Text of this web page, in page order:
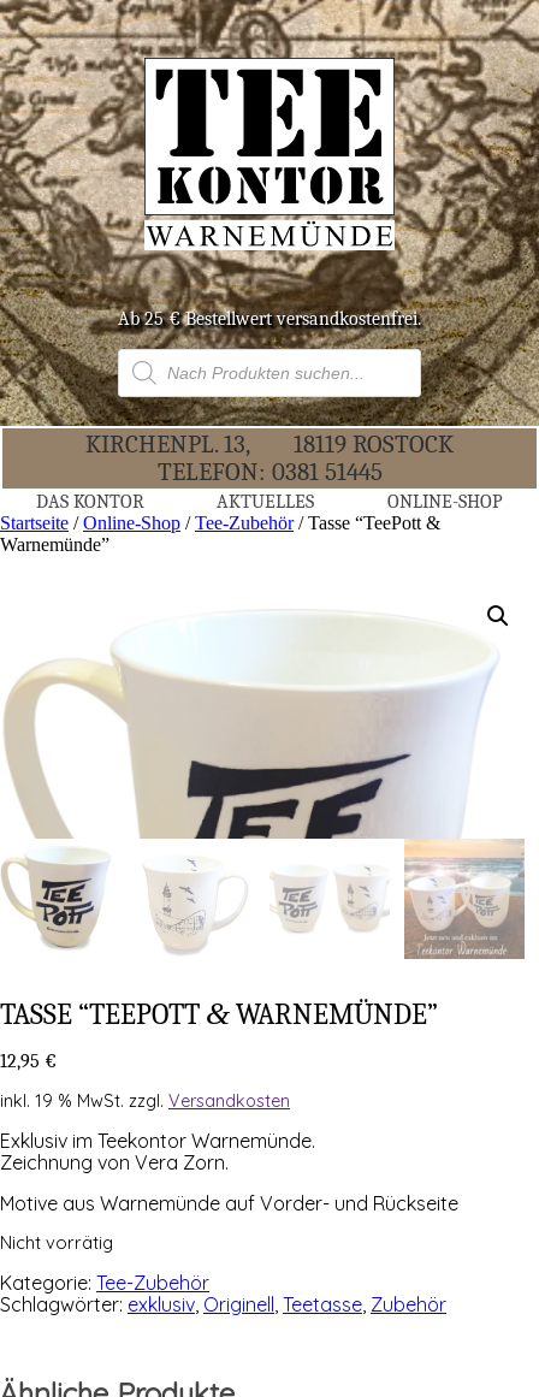
Ab 25 € Bestell­wert versandkostenfrei.
Products
search
KIR­CHEN­PL. 13,
18119 ROS­TOCK
TELE­FON: 0381 51445
DAS KON­TOR AKTU­EL­LES ONLINE-SHOP
Startseite /Online-Shop /Tee-Zubehör/ Tas­se “Tee­Pott &
Warnemünde”
TAS­SE “TEE­POTT &WARNEMÜNDE”
12,95 €
inkl. 19 % MwSt. zzgl. Versandkosten
Exklu­siv im Tee­kon­tor Warnemünde.
Zeich­nung von Vera Zorn.
Moti­ve aus War­ne­mün­de auf Vor­der- und Rückseite
Nicht vorrätig
Kategorie: Tee-Zubehör
Schlagwörter: exklusiv Originell Teetasse Zubehör